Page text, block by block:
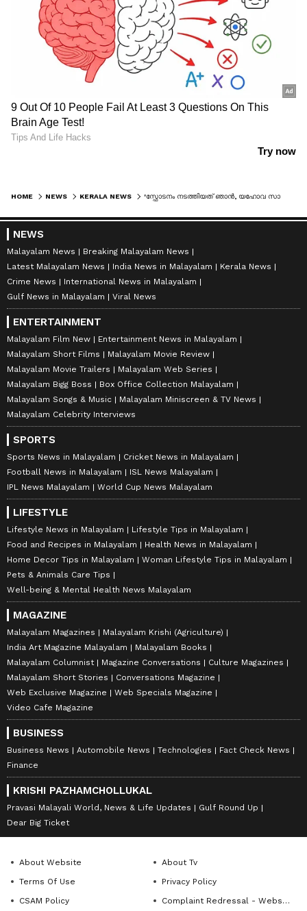
HOME NEWS KERALA NEWS
NEWS
Malayalam News
Breaking Malayalam News
Latest Malayalam News
India News in Malayalam
Kerala News
Crime News
International News in Malayalam
Gulf News in Malayalam
Viral News
ENTERTAINMENT
Malayalam Film New
Entertainment News in Malayalam
Malayalam Short Films
Malayalam Movie Review
Malayalam Movie Trailers
Malayalam Web Series
Malayalam Bigg Boss
Box Office Collection Malayalam
Malayalam Songs & Music
Malayalam Miniscreen & TV News
Malayalam Celebrity Interviews
SPORTS
Sports News in Malayalam
Cricket News in Malayalam
Football News in Malayalam
ISL News Malayalam
IPL News Malayalam
World Cup News Malayalam
LIFESTYLE
Lifestyle News in Malayalam
Lifestyle Tips in Malayalam
Food and Recipes in Malayalam
Health News in Malayalam
Home Decor Tips in Malayalam
Woman Lifestyle Tips in Malayalam
Pets & Animals Care Tips
Well-being & Mental Health News Malayalam
MAGAZINE
Malayalam Magazines
Malayalam Krishi (Agriculture)
India Art Magazine Malayalam
Malayalam Books
Malayalam Columnist
Magazine Conversations
Culture Magazines
Malayalam Short Stories
Conversations Magazine
Web Exclusive Magazine
Web Specials Magazine
Video Cafe Magazine
BUSINESS
Business News Automobile News Technologies
Fact Check News
Finance
KRISHI PAZHAMCHOLLUKAL
Pravasi Malayali World, News & Life Updates
Gulf Round Up
Dear Big Ticket
About Website
About Tv
Terms Of Use
Privacy Policy
CSAM Policy
Complaint Redressal - Website